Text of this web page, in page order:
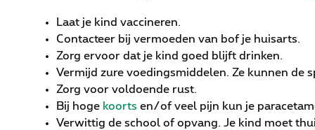
Laat je kind vaccineren.
Contacteer bij vermoeden van bof je huisarts.
Zorg ervoor dat je kind goed blijft drinken.
Vermijd zure voedingsmiddelen. Ze kunnen de
Zorg voor voldoende rust.
Bij hoge koorts en/of veel pijn kun je
Verwittig de school of opvang. Je kind moet